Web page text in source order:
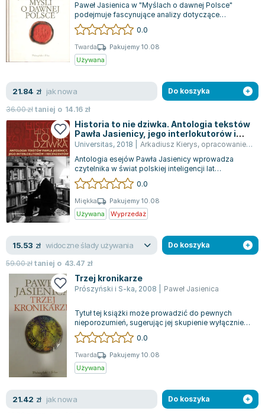
Zygmunt Freud
Agata Passent
Michel Moran
Maciej Orłoś
Katarzyna Miller
Antoine de Saint Exupery
Lew Tołstoj
Mark Twain
Marcin Meller
Paulina Młynarska
ks. Piotr Pawlukiewicz
Jarosław Sokołowski
Piotr Latocha
Piotr Semka
Jarosław Iwaszkiewicz
Joseph Murphy
Jan Sztaudynger
Aleksander Puszkin
Oscar Wilde
Małgorzata Ohme
Maddie Ziegler
Leszek Czarnecki
Maria Seweryn
Paweł Jasienica w "Myślach o dawnej Polsce"
podejmuje fascynujące analizy dotyczące
politycznych skutków kluczowych momentów
epoki...
0.0
Twarda
Pakujemy 10.08
Używana
21.84 zł jak nowa
36.00złtaniej o 14.16 zł
Do koszyka
Historia to nie dziwka. Antologia tekstów
Pawła Jasienicy, jego interlokutorów i
recenzentów
Universitas, 2018 Arkadiusz Kierys, opracowanie zbiorowe
Antologia esejów Pawła Jasienicy wprowadza
czytelnika w świat polskiej inteligencji lat
powojennych, skupiający się na publicystyc...
0.0
Miękka
Pakujemy 10.08
Używana
Wyprzedaż
15.53 zł widoczne ślady używania
59.00złtaniej o 43.47 zł
Do koszyka
Trzej kronikarze
Prószyński i S-ka, 2008 Paweł Jasienica
Tytuł tej książki może prowadzić do pewnych
nieporozumień, sugerując jej skupienie wyłącznie
na trzech dziejopisarzach najbliżej z...
0.0
Twarda
Pakujemy 10.08
Używana
21.42 zł jak nowa Do koszyka